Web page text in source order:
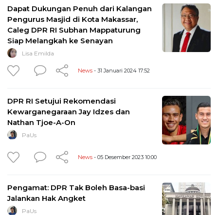
Dapat Dukungan Penuh dari Kalangan
Pengurus Masjid di Kota Makassar,
Caleg DPR RI Subhan Mappaturung
Siap Melangkah ke Senayan
Lisa Emilda
News - 31 Januari 2024 17:52
DPR RI Setujui Rekomendasi
Kewarganegaraan Jay Idzes dan
Nathan Tjoe-A-On
PaUs
News - 05 Desember 2023 10:00
Pengamat: DPR Tak Boleh Basa-basi
Jalankan Hak Angket
PaUs